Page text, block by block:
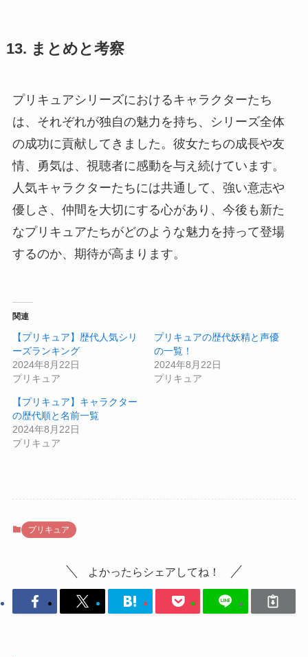
13. まとめと考察
プリキュアシリーズにおけるキャラクターたち
は、それぞれが独自の魅力を持ち、シリーズ全体
の成功に貢献してきました。彼女たちの成長や友
情、勇気は、視聴者に感動を与え続けています。
人気キャラクターたちには共通して、強い意志や
優しさ、仲間を大切にする心があり、今後も新た
なプリキュアたちがどのような魅力を持って登場
するのか、期待が高まります。
関連
【プリキュア】歴代人気シリ
ーズランキング
2024年8月22日
プリキュア
プリキュアの歴代妖精と声優
の一覧！
2024年8月22日
プリキュア
【プリキュア】キャラクター
の歴代順と名前一覧
2024年8月22日
プリキュア
プリキュア
よかったらシェアしてね！